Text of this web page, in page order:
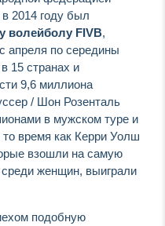
в 2014 году был
волейболу FIVB,
апреля по середины
15 странах и
9,6 миллиона
/ Шон Розенталь
в мужском туре и
время как Керри Уолш
взошли на самую
женщин, выиграли
подобную